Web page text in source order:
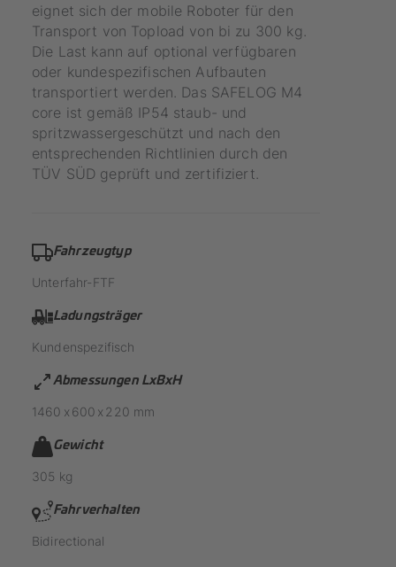
eignet sich der mobile Roboter für den
Transport von Topload von bi zu 300 kg.
Die Last kann auf optional verfügbaren
oder kundespezifischen Aufbauten
transportiert werden. Das SAFELOG M4
core ist gemäß IP54 staub- und
spritzwassergeschützt und nach den
entsprechenden Richtlinien durch den
TÜV SÜD geprüft und zertifiziert.
Fahrzeugtyp
Unterfahr-FTF
Ladungsträger
Kundenspezifisch
Abmessungen LxBxH
1460 x 600 x 220 mm
Gewicht
305 kg
Fahrverhalten
Bidirectional